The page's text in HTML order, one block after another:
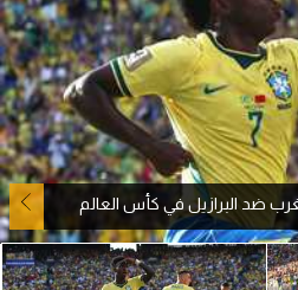
ضد البرازيل في كأس العالم